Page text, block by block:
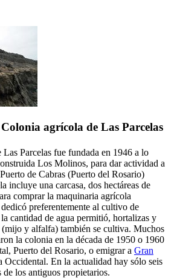
agrícola de Las Parcelas
Las Parcelas fue fundada en 1946 a lo
Los Molinos, para dar actividad a
Puerto de Cabras (Puerto del Rosario)
incluye una carcasa, dos hectáreas de
comprar la maquinaria agrícola
preferentemente al cultivo de
cantidad de agua permitió, hortalizas y
(mijo y alfalfa) también se cultiva. Muchos
la colonia en la década de 1950 o 1960
Puerto del Rosario, o emigrar a Gran
Occidental. En la actualidad hay sólo seis
de los antiguos propietarios.